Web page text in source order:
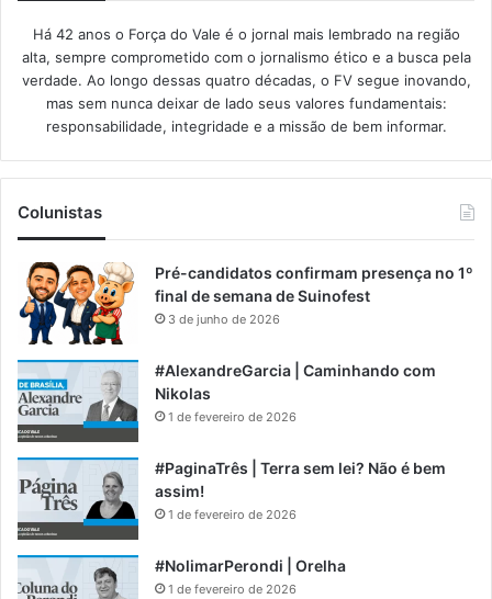
Há 42 anos o Força do Vale é o jornal mais lembrado na região
alta, sempre comprometido com o jornalismo ético e a busca pela
verdade. Ao longo dessas quatro décadas, o FV segue inovando,
mas sem nunca deixar de lado seus valores fundamentais:
responsabilidade, integridade e a missão de bem informar.​
Colunistas
Pré-candidatos confirmam presença no 1º
final de semana de Suinofest
3 de junho de 2026
#AlexandreGarcia | Caminhando com
Nikolas
1 de fevereiro de 2026
#PaginaTrês | Terra sem lei? Não é bem
assim!
1 de fevereiro de 2026
#NolimarPerondi | Orelha
1 de fevereiro de 2026